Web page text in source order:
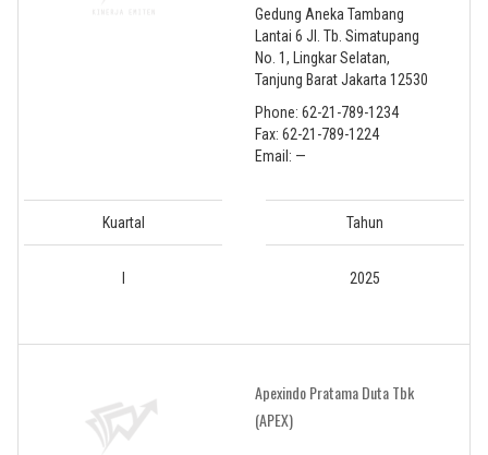
Gedung Aneka Tambang
Lantai 6 Jl. Tb. Simatupang
No. 1, Lingkar Selatan,
Tanjung Barat Jakarta 12530
Phone: 62-21-789-1234
Fax: 62-21-789-1224
Email: —
Kuartal Tahun
2025
Apexindo Pratama Duta Tbk
(APEX)